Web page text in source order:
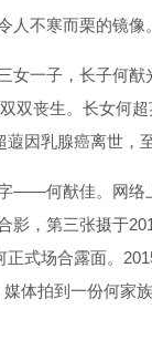
人不寒而栗的镜像。
一子，长子何猷
双丧生。长女何
因乳腺癌离世，
——何猷佳。网络
，第三张摄于
式场合露面。
体拍到一份何家